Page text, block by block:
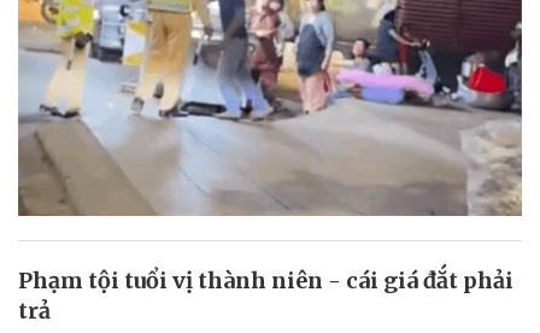
Phạm tội tuổi vị thành niên - cái giá đắt phải
trả